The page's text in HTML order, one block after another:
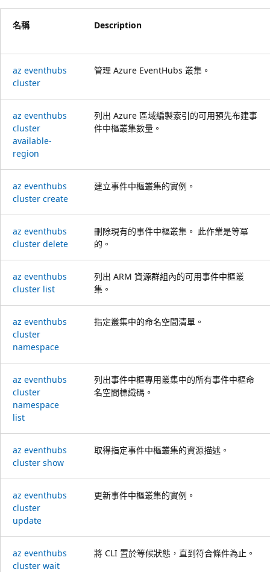
名稱 Description
az eventhubs
cluster
管理 Azure EventHubs 叢集。
az eventhubs
cluster
available-
region
列出 Azure 區域編製索引的可用預先布建事
件中樞叢集數量。
az eventhubs
cluster create
建立事件中樞叢集的實例。
az eventhubs
cluster delete
刪除現有的事件中樞叢集。 此作業是等冪
的。
az eventhubs
cluster list
列出 ARM 資源群組內的可用事件中樞叢
集。
az eventhubs
cluster
namespace
指定叢集中的命名空間清單。
az eventhubs
cluster
namespace
list
列出事件中樞專用叢集中的所有事件中樞命
名空間標識碼。
az eventhubs
cluster show
取得指定事件中樞叢集的資源描述。
az eventhubs
cluster
update
更新事件中樞叢集的實例。
az eventhubs
cluster wait
將 CLI 置於等候狀態，直到符合條件為止。